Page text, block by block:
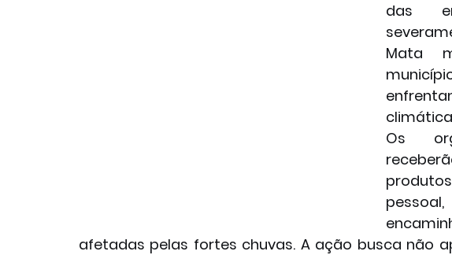
das
Mata
Os
afetadas pelas fortes chuvas. A ação busca não